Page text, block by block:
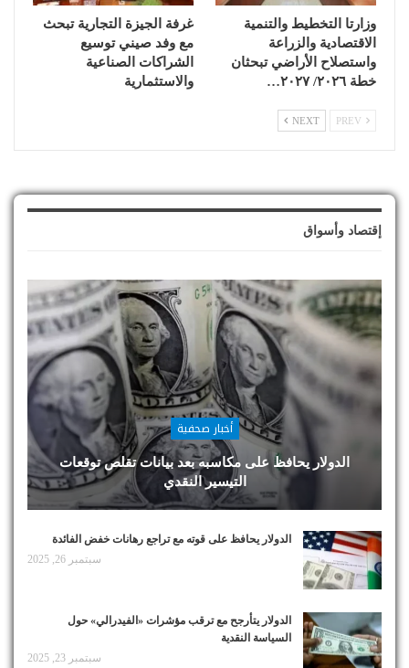
وزارتا التخطيط والتنمية
الاقتصادية والزراعة
واستصلاح الأراضي تبحثان
خطة ٢٠٢٦/ ٢٠٢٧…
غرفة الجيزة التجارية تبحث
مع وفد صيني توسيع
الشراكات الصناعية
والاستثمارية
NEXT
إقتصاد وأسواق
أخبار صحفية
الدولار يحافظ على مكاسبه بعد بيانات تقلص توقعات
التيسير النقدي
الدولار يحافظ على قوته مع تراجع رهانات خفض الفائدة
سبتمبر 26, 2025
الدولار يتأرجح مع ترقب مؤشرات «الفيدرالي» حول
السياسة النقدية
سبتمبر 23, 2025